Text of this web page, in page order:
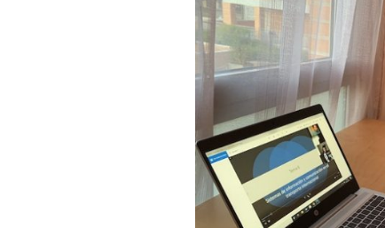
por
pérdidas
sufridas
por
el
Covid»